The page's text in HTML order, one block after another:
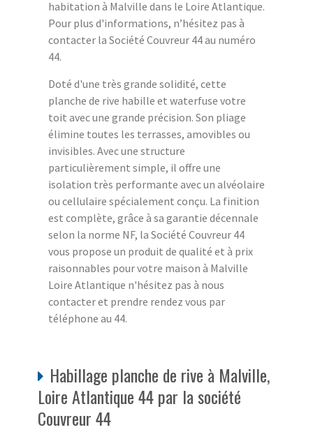
habitation à Malville dans le Loire Atlantique.
Pour plus d'informations, n’hésitez pas à
contacter la Société Couvreur 44 au numéro
44.
Doté d'une très grande solidité, cette
planche de rive habille et waterfuse votre
toit avec une grande précision. Son pliage
élimine toutes les terrasses, amovibles ou
invisibles. Avec une structure
particulièrement simple, il offre une
isolation très performante avec un alvéolaire
ou cellulaire spécialement conçu. La finition
est complète, grâce à sa garantie décennale
selon la norme NF, la Société Couvreur 44
vous propose un produit de qualité et à prix
raisonnables pour votre maison à Malville
Loire Atlantique n'hésitez pas à nous
contacter et prendre rendez vous par
téléphone au 44.
Habillage planche de rive à Malville,
Loire Atlantique 44 par la société
Couvreur 44